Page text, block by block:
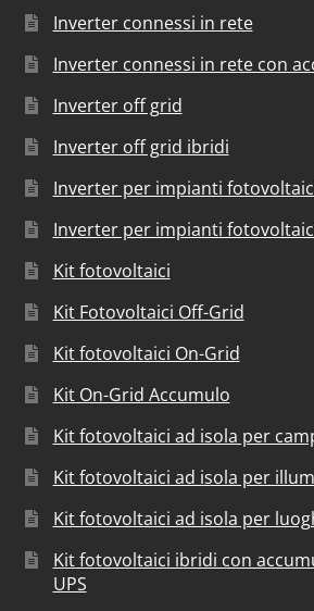
Inverter connessi in rete
Inverter connessi in rete con
Inverter off grid
Inverter off grid ibridi
Inverter per impianti
Inverter per impianti
Kit fotovoltaici
Kit Fotovoltaici Off-Grid
Kit fotovoltaici On-Grid
Kit On-Grid Accumulo
Kit fotovoltaici ad isola per
Kit fotovoltaici ad isola per
Kit fotovoltaici ad isola per
Kit fotovoltaici ibridi con
UPS